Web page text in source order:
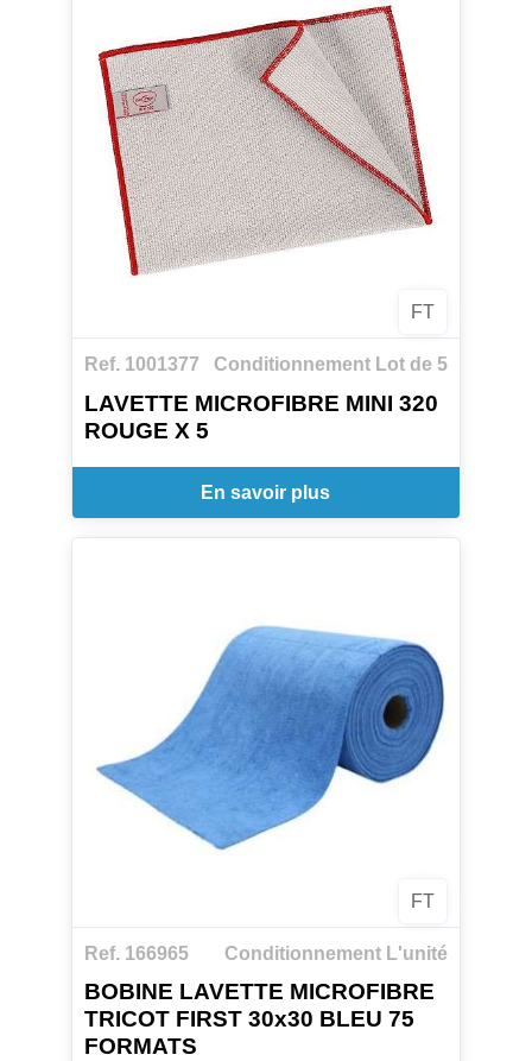
FT
Ref. 1001377 Conditionnement Lot de 5
LAVETTE MICROFIBRE MINI 320
ROUGE X 5
En savoir plus
FT
Ref. 166965 Conditionnement L'unité
BOBINE LAVETTE MICROFIBRE
TRICOT FIRST 30x30 BLEU 75
FORMATS